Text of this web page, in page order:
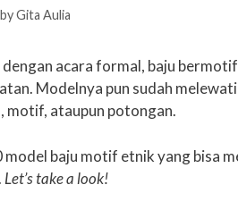
byGita Aulia
acara formal, baju
Modelnya pun sudah
motif, ataupun potongan.
model baju motif etnik yang bisa
Let’s take a look!